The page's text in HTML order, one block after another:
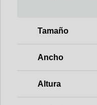
Tamaño
Ancho
Altura